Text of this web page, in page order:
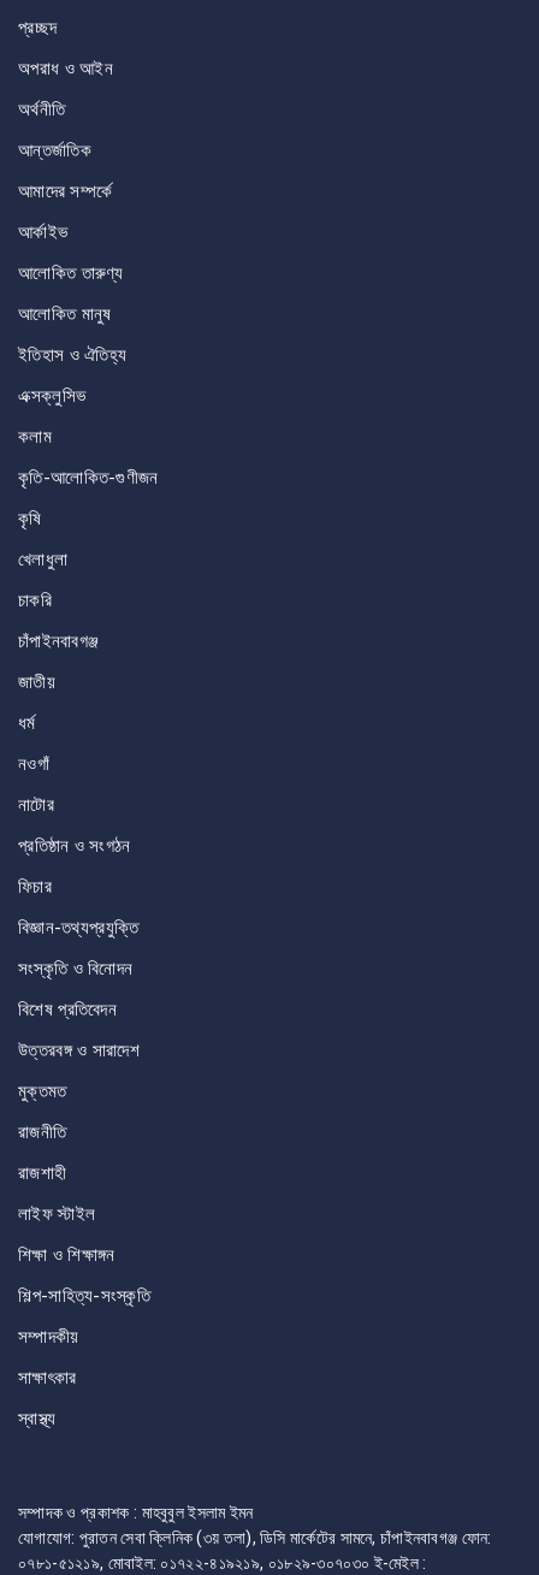
প্রচ্ছদ
অপরাধ ও আইন
অর্থনীতি
আন্তর্জাতিক
আমাদের সম্পর্কে
আর্কাইভ
আলোকিত তারুণ্য
আলোকিত মানুষ
ইতিহাস ও ঐতিহ্য
এক্সক্লুসিভ
কলাম
কৃতি-আলোকিত-গুণীজন
কৃষি
খেলাধুলা
চাকরি
চাঁপাইনবাবগঞ্জ
জাতীয়
ধর্ম
নওগাঁ
নাটোর
প্রতিষ্ঠান ও সংগঠন
ফিচার
বিজ্ঞান-তথ্যপ্রযুক্তি
সংস্কৃতি ও বিনোদন
বিশেষ প্রতিবেদন
উত্তরবঙ্গ ও সারাদেশ
মুক্তমত
রাজনীতি
রাজশাহী
লাইফ স্টাইল
শিক্ষা ও শিক্ষাঙ্গন
শিল্প-সাহিত্য-সংস্কৃতি
সম্পাদকীয়
সাক্ষাৎকার
স্বাস্থ্য
সম্পাদক ও প্রকাশক : মাহবুবুল ইসলাম ইমন
যোগাযোগ: পুরাতন সেবা ক্লিনিক (৩য় তলা), ডিসি মার্কেটের সামনে, চাঁপাইনবাবগঞ্জ ফোন:
০৭৮১-৫১২১৯, মোবাইল: ০১৭২২-৪১৯২১৯, ০১৮২৯-৩০৭০৩০ ই-মেইল :